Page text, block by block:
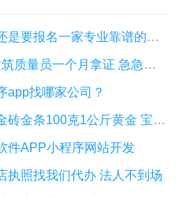
是要报名一家专业靠谱的辅
质量员一个月拿证 急急急
app找哪家公司？
砖金条100克1公斤黄金 宝泉
件APP小程序网站开发
执照找我们代办 法人不到场